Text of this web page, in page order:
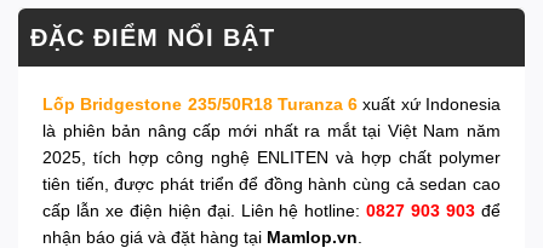
ĐẶC ĐIỂM NỔI BẬT
Lốp Bridgestone 235/50R18 Turanza 6 xuất xứ Indonesia
là phiên bản nâng cấp mới nhất ra mắt tại Việt Nam năm
2025, tích hợp công nghệ ENLITEN và hợp chất polymer
tiên tiến, được phát triển để đồng hành cùng cả sedan cao
cấp lẫn xe điện hiện đại. Liên hệ hotline:0827 903 903 để
nhận báo giá và đặt hàng tại Mamlop.vn